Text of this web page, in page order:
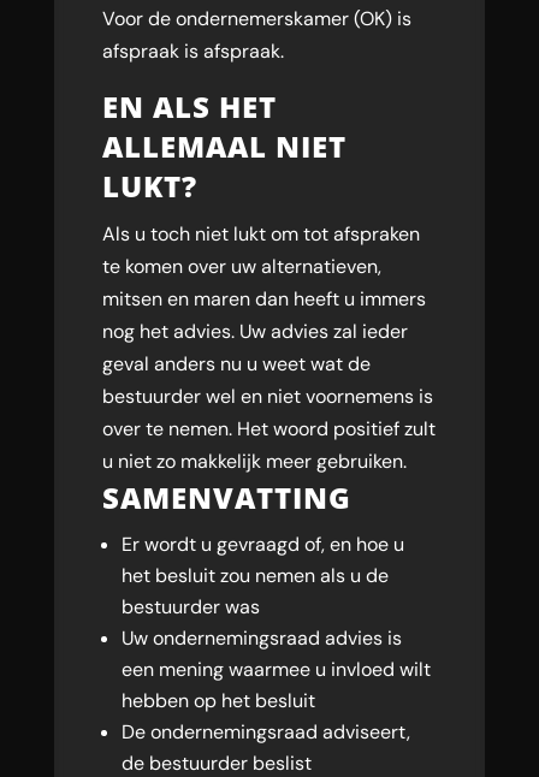
Voor de ondernemerskamer (OK) is
afspraak is afspraak.
EN ALS HET
ALLEMAAL NIET
LUKT?
Als u toch niet lukt om tot afspraken
te komen over uw alternatieven,
mitsen en maren dan heeft u immers
nog het advies. Uw advies zal ieder
geval anders nu u weet wat de
bestuurder wel en niet voornemens is
over te nemen. Het woord positief zult
u niet zo makkelijk meer gebruiken.
SAMENVATTING
Er wordt u gevraagd of, en hoe u
het besluit zou nemen als u de
bestuurder was
Uw ondernemingsraad advies is
een mening waarmee u invloed wilt
hebben op het besluit
De ondernemingsraad adviseert,
de bestuurder beslist